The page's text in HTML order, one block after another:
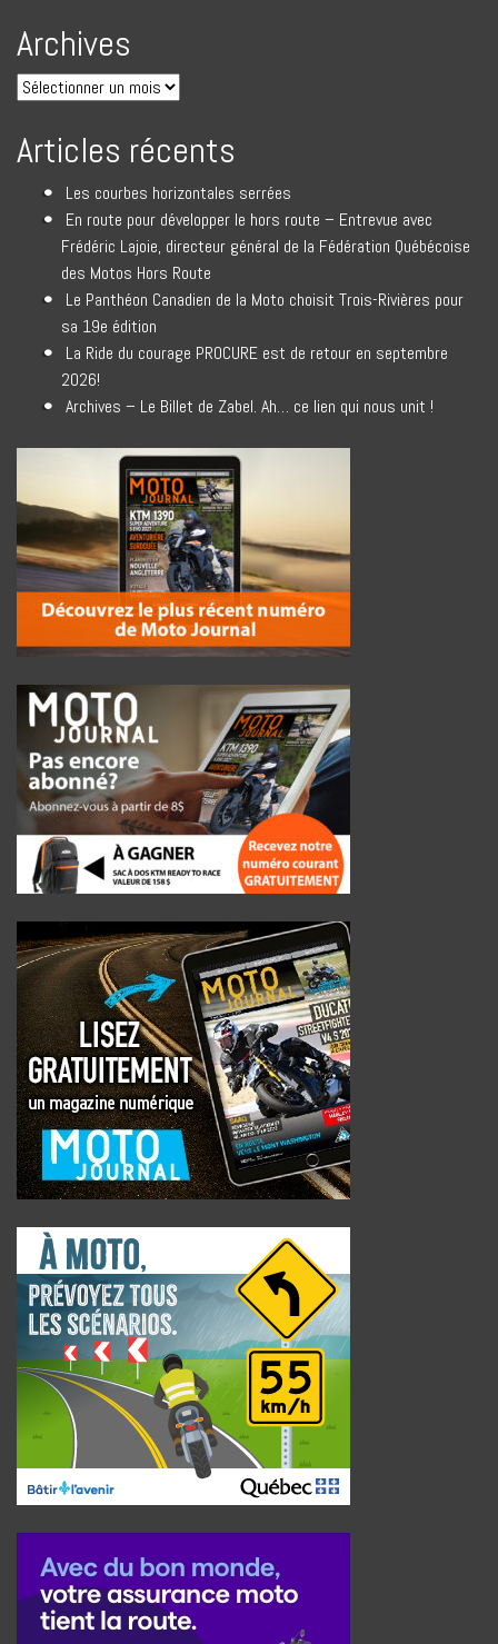
Archives
Articles récents
Les courbes horizontales serrées
En route pour développer le hors route – Entrevue avec
Frédéric Lajoie, directeur général de la Fédération Québécoise
des Motos Hors Route
Le Panthéon Canadien de la Moto choisit Trois-Rivières pour
sa 19e édition
La Ride du courage PROCURE est de retour en septembre
2026!
Archives – Le Billet de Zabel. Ah… ce lien qui nous unit !